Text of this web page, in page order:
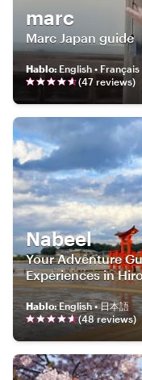
marc
Marc Japan guide
Hablo: English • Français
(47 reviews)
Nabeel
Your Adventure
Experiences in
Hablo:English • 日本語
(48reviews)